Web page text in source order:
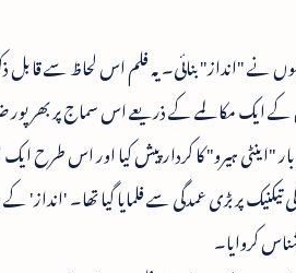
نے "انداز" بنائی۔ یہ فلم اس لحاظ سے قابل
کے ایک مکالمے کے ذریعے اس سماج پر
"اینٹی ہیرو" کا کردار پیش کیا اور اس طرح
کی تیکنیک پر بڑی عمدگی سے فلمایا گیا تھا۔
کروایا۔